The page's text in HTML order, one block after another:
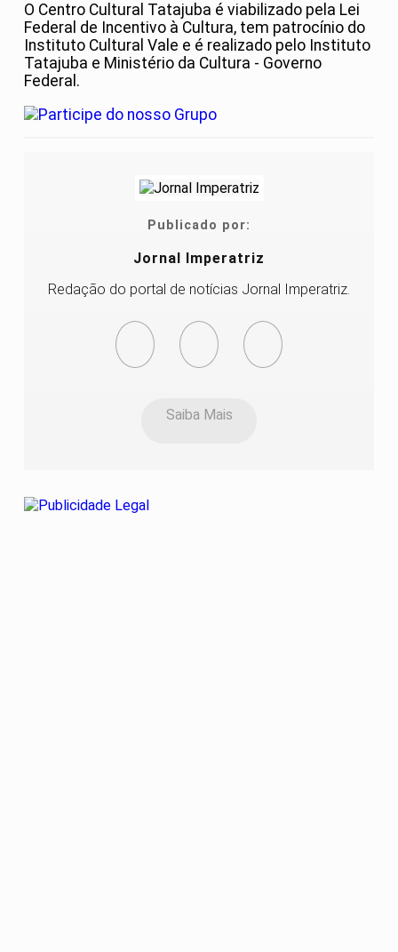
O Centro Cultural Tatajuba é viabilizado pela Lei
Federal de Incentivo à Cultura, tem patrocínio do
Instituto Cultural Vale e é realizado pelo Instituto
Tatajuba e Ministério da Cultura - Governo
Federal.
Publicado por:
Jornal Imperatriz
Redação do portal de notícias Jornal Imperatriz.
Saiba Mais